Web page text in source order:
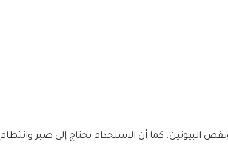
كما أن الاستخدام يحتاج إلى صبر وانتظام